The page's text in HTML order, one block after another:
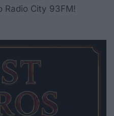
Radio City 93FM!